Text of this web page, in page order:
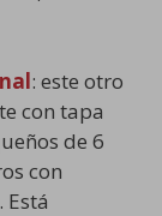
: este otro
con tapa
de 6
con